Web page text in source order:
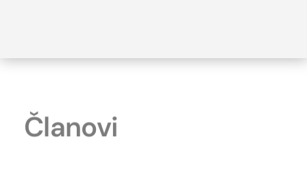
Članovi